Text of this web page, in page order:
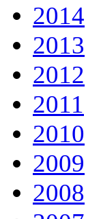
2014
2013
2012
2011
2010
2009
2008